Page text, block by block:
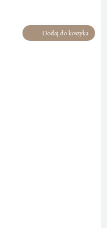
Dodaj do koszyka